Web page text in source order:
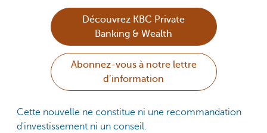
Découvrez KBC Private
Banking & Wealth
Abonnez-vous à notre lettre
d’information
Cette nouvelle ne constitue ni une recommandation
d'investissement ni un conseil.